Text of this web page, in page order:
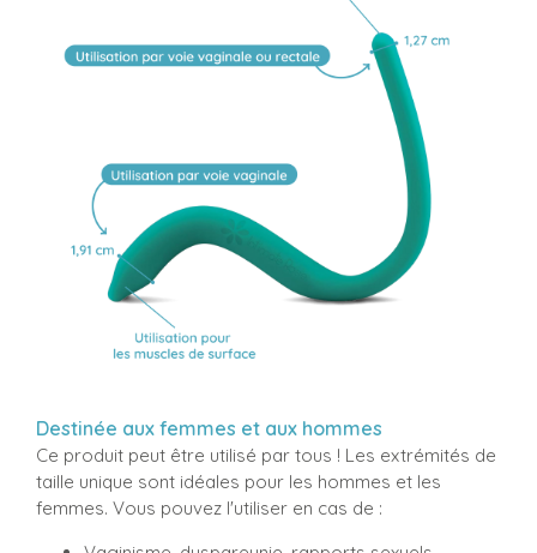
Destinée aux femmes et aux hommes
Ce produit peut être utilisé par tous ! Les extrémités de
taille unique sont idéales pour les hommes et les
femmes. Vous pouvez l'utiliser en cas de :